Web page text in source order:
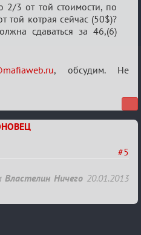
2/3 от той стоимости, по
той котрая сейчас (50$)?
сдаваться за 46,(6)
, обсудим. Не
#5
Властелин Ничего 20.01.2013